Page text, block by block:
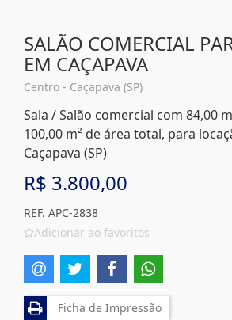
SALÃO COMERCIAL
EM CAÇAPAVA
Centro - Caçapava (SP)
Sala / Salão comercial com 84,00
100,00 m² de área total, para
Caçapava (SP)
R$ 3.800,00
REF. APC-2838
Adicionar ao favoritos
Ficha de Impressão